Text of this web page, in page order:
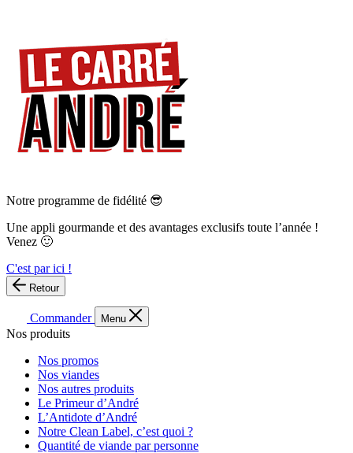
Notre programme de fidélité 😎
Une appli gourmande et des avantages exclusifs toute l’année !
Venez 🙂
C'est par ici !
Retour
Commander Menu
Nos produits
Nos promos
Nos viandes
Nos autres produits
Le Primeur d’André
L’Antidote d’André
Notre Clean Label, c’est quoi ?
Quantité de viande par personne